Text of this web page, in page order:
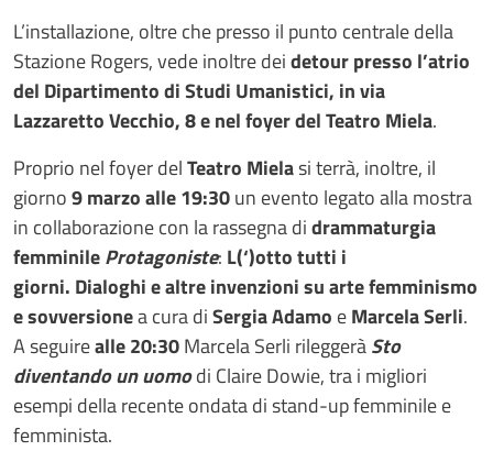
L’installazione, oltre che presso il punto centrale della
Stazione Rogers, vede inoltre deidetour presso l’atrio
del Dipartimento di Studi Umanistici, in via
Lazzaretto Vecchio, 8 e nel foyer del Teatro Miela.
Proprio nel foyer delTeatro Mielasi terrà, inoltre, il
giorno9 marzo alle 19:30un evento legato alla mostra
in collaborazione con la rassegna didrammaturgia
femminileProtagoniste: L(‘)otto tutti i
giorni. Dialoghi e altre invenzioni su arte femminismo
e sovversionea cura diSergia Adamo eMarcela Serli.
A seguirealle 20:30Marcela Serli rileggeràSto
diventando un uomodi Claire Dowie, tra i migliori
esempi della recente ondata di stand-up femminile e
femminista.